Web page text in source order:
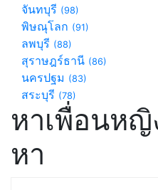
จันทบุรี (98)
พิษณุโลก (91)
ลพบุรี (88)
สุราษฎร์ธานี (86)
นครปฐม (83)
สระบุรี (78)
หาเพื่อนหญิ
หา